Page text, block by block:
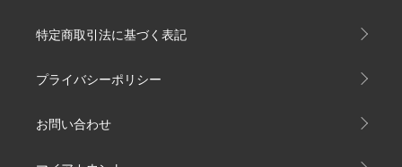
特定商取引法に基づく表記
プライバシーポリシー
お問い合わせ